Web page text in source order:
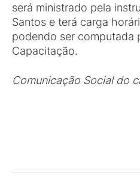
será ministrado pela
Santos e terá carga
podendo ser computada
Capacitação.
Comunicação Social do